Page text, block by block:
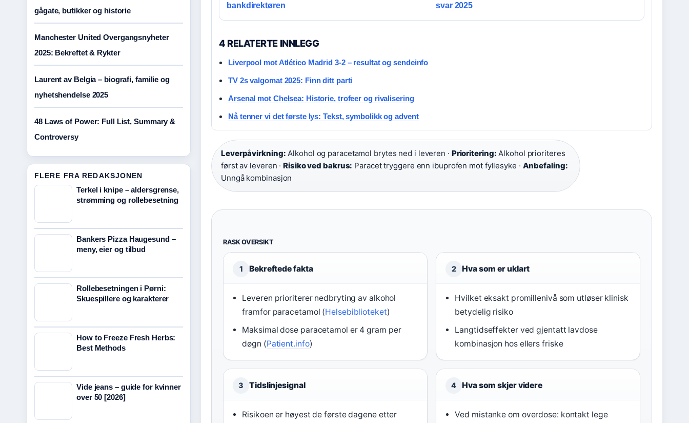
bankdirektøren
svar 2025
4 RELATERTE INNLEGG
Liverpool mot Atlético Madrid 3-2 – resultat og sendeinfo
TV 2s valgomat 2025: Finn ditt parti
Arsenal mot Chelsea: Historie, trofeer og rivalisering
Nå tenner vi det første lys: Tekst, symbolikk og advent
Leverpåvirkning: Alkohol og paracetamol brytes ned i leveren · Prioritering: Alkohol prioriteres
først av leveren ·Risiko ved bakrus: Paracet tryggere enn ibuprofen mot fyllesyke · Anbefaling:
Unngå kombinasjon
RASK OVERSIKT
1 Bekreftede fakta
Leveren prioriterer nedbryting av alkohol
framfor paracetamol (Helsebiblioteket)
Maksimal dose paracetamol er 4 gram per
døgn (Patient.info)
2 Hva som er uklart
Hvilket eksakt promillenivå som utløser klinisk
betydelig risiko
Langtidseffekter ved gjentatt lavdose
kombinasjon hos ellers friske
3 Tidslinjesignal
Risikoen er høyest de første dagene etter
4 Hva som skjer videre
Ved mistanke om overdose: kontakt lege
gågate, butikker og historie
Manchester United Overgangsnyheter
2025: Bekreftet & Rykter
Laurent av Belgia – biografi, familie og
nyhetshendelse 2025
48 Laws of Power: Full List, Summary &
Controversy
FLERE FRA REDAKSJONEN
Terkel i knipe – aldersgrense,
strømming og rollebesetning
Bankers Pizza Haugesund –
meny, eier og tilbud
Rollebesetningen i Pørni:
Skuespillere og karakterer
How to Freeze Fresh Herbs:
Best Methods
Vide jeans – guide for kvinner
over 50 [2026]